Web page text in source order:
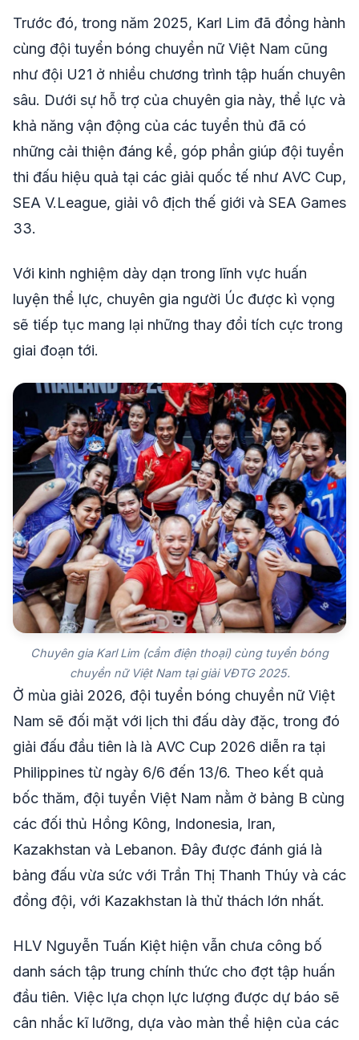
Trước đó, trong năm 2025, Karl Lim đã đồng hành
cùng đội tuyển bóng chuyền nữ Việt Nam cũng
như đội U21 ở nhiều chương trình tập huấn chuyên
sâu. Dưới sự hỗ trợ của chuyên gia này, thể lực và
khả năng vận động của các tuyển thủ đã có
những cải thiện đáng kể, góp phần giúp đội tuyển
thi đấu hiệu quả tại các giải quốc tế như AVC Cup,
SEA V.League, giải vô địch thế giới và SEA Games
33.
Với kinh nghiệm dày dạn trong lĩnh vực huấn
luyện thể lực, chuyên gia người Úc được kì vọng
sẽ tiếp tục mang lại những thay đổi tích cực trong
giai đoạn tới.
Chuyên gia Karl Lim (cầm điện thoại) cùng tuyển bóng
chuyền nữ Việt Nam tại giải VĐTG 2025.
Ở mùa giải 2026, đội tuyển bóng chuyền nữ Việt
Nam sẽ đối mặt với lịch thi đấu dày đặc, trong đó
giải đấu đầu tiên là là AVC Cup 2026 diễn ra tại
Philippines từ ngày 6/6 đến 13/6. Theo kết quả
bốc thăm, đội tuyển Việt Nam nằm ở bảng B cùng
các đối thủ Hồng Kông, Indonesia, Iran,
Kazakhstan và Lebanon. Đây được đánh giá là
bảng đấu vừa sức với Trần Thị Thanh Thúy và các
đồng đội, với Kazakhstan là thử thách lớn nhất.
HLV Nguyễn Tuấn Kiệt hiện vẫn chưa công bố
danh sách tập trung chính thức cho đợt tập huấn
đầu tiên. Việc lựa chọn lực lượng được dự báo sẽ
cân nhắc kĩ lưỡng, dựa vào màn thể hiện của các